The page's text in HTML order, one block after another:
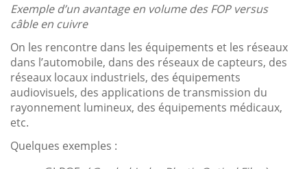
Exemple d’un avantage en volume des FOP versus
câble en cuivre
On les rencontre dans les équipements et les réseaux
dans l’automobile, dans des réseaux de capteurs, des
réseaux locaux industriels, des équipements
audiovisuels, des applications de transmission du
rayonnement lumineux, des équipements médicaux,
etc.
Quelques exemples :